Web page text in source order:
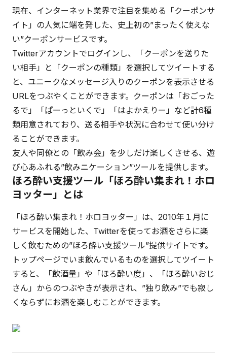
現在、インターネット業界で注目を集める「クーポンサ
イト」の人気に端を発した、史上初の”まったく使えな
い”クーポンサービスです。
Twitterアカウントでログインし、「クーポンを送りた
い相手」と「クーポンの種類」を選択してツイートする
と、ユニークなメッセージ入りのクーポンを表示させる
URLをつぶやくことができます。クーポンは「おごった
るで」「ぱーっといくで」「はよかえりー」など計6種
類用意されており、送る相手や状況に合わせて使い分け
ることができます。
友人や同僚との「飲み会」を少しだけ楽しくさせる、遊
び心あふれる”飲みニケーション”ツールを提供します。
ほろ酔い支援ツール「ほろ酔い集まれ！ホロ
ヨッター」とは
「ほろ酔い集まれ！ホロヨッター」は、2010年１月に
サービスを開始した、Twitterを使ってお酒をさらに楽
しく飲むための”ほろ酔い支援ツール”提供サイトです。
トップページでいま飲んでいるものを選択してツイート
すると、「飲酒量」や「ほろ酔い度」、「ほろ酔いおじ
さん」からのつぶやきが表示され、”独り飲み”でも寂し
くならずにお酒を楽しむことができます。